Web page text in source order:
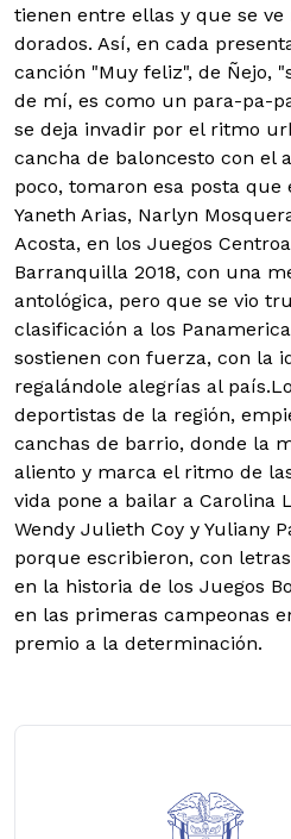
tienen entre ellas y que se
dorados. Así, en cada
canción "Muy feliz", de Ñejo,
de mí, es como un para-pa-
se deja invadir por el ritmo
cancha de baloncesto con el
poco, tomaron esa posta que
Yaneth Arias, Narlyn
Acosta, en los Juegos
Barranquilla 2018, con una
antológica, pero que se vio
clasificación a los
sostienen con fuerza, con la
regalándole alegrías al
deportistas de la región,
canchas de barrio, donde la
aliento y marca el ritmo de
vida pone a bailar a Carolina
Wendy Julieth Coy y Yuliany
porque escribieron, con
en la historia de los Juegos
en las primeras campeonas
premio a la determinación.